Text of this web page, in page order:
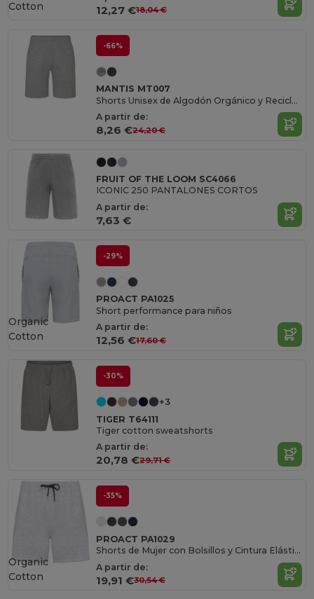
12,27 €18,04 €
Cotton
-66%
MANTIS MT007
Shorts Unisex de Algodón Orgánico y Reciclado
A partir de:
8,26 €24,20 €
FRUIT OF THE LOOM SC4066
ICONIC 250 PANTALONES CORTOS
A partir de:
7,63 €
-29%
PROACT PA1025
Short performance para niños
A partir de:
12,56 €17,60 €
Organic
Cotton
-30%
+3
TIGER T64111
Tiger cotton sweatshorts
A partir de:
20,78 €29,71 €
-35%
PROACT PA1029
Shorts de Mujer con Bolsillos y Cintura Elástica
A partir de:
19,91 €30,54 €
Organic
Cotton